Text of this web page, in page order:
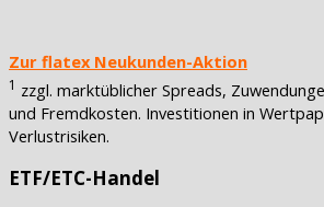
Zur flatex Neukunden-Aktion
1 zzgl. marktüblicher Spreads,
und Fremdkosten. Investitionen in
Verlustrisiken.
ETF/ETC-Handel